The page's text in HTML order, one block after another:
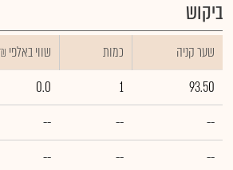
ביקוש
שער קניה כמות ₪ שווי באלפי
93.50
1
0.0
--
--
--
--
--
--